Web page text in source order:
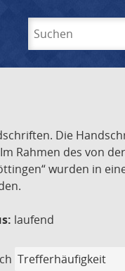
Die
Rahmen des von
wurden in
laufend